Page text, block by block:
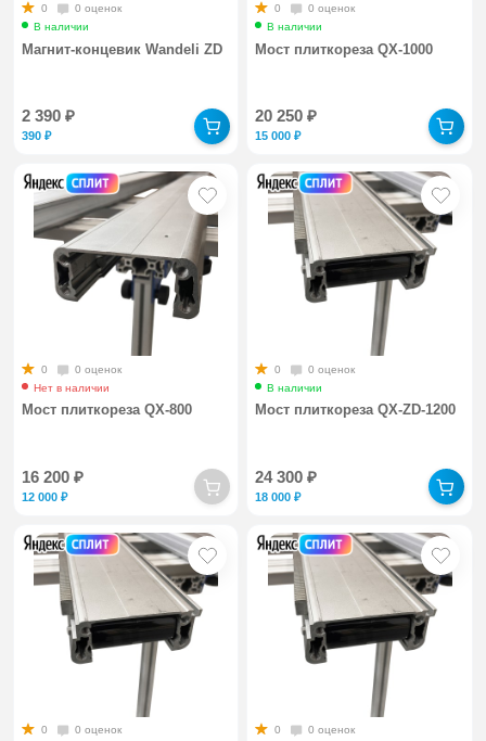
0
0 оценок
В наличии
Магнит-концевик Wandeli ZD
2 390₽
390₽
0
0 оценок
В наличии
Мост плиткореза QX-1000
20 250₽
15 000₽
0
0 оценок
Нет в наличии
Мост плиткореза QX-800
16 200₽
12 000₽
0
0 оценок
В наличии
Мост плиткореза QX-ZD-1200
24 300₽
18 000₽
0
0 оценок
0
0 оценок